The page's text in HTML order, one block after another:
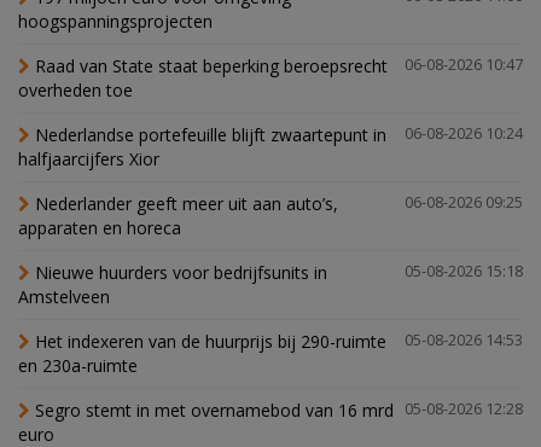
hoogspanningsprojecten
06-08-2026 10:47
Raad van State staat beperking beroepsrecht
overheden toe
06-08-2026 10:24
Nederlandse portefeuille blijft zwaartepunt in
halfjaarcijfers Xior
06-08-2026 09:25
Nederlander geeft meer uit aan auto’s,
apparaten en horeca
05-08-2026 15:18
Nieuwe huurders voor bedrijfsunits in
Amstelveen
05-08-2026 14:53
Het indexeren van de huurprijs bij 290-ruimte
en 230a-ruimte
05-08-2026 12:28
Segro stemt in met overnamebod van 16 mrd
euro